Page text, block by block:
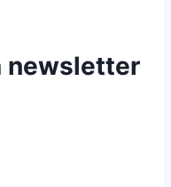
newsletter